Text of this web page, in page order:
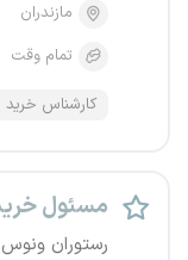
مازندران
تمام وقت
کارشناس خرید
مسئول
رستوران ونوس